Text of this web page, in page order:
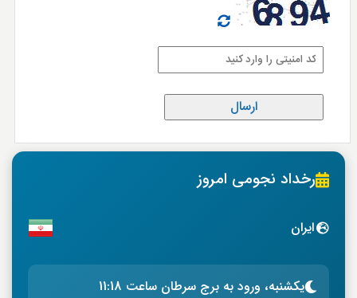
رخداد نجومی امروز
ایران
یکشنبه، ورود به برج سرطان ساعت 11:18